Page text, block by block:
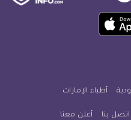
ميديكال
انفو
أطباء الإمارات
اتصل بنا أعلن معنا